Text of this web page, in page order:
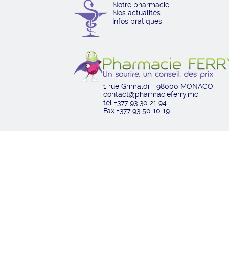
Notre pharmacie
Nos actualités
Infos pratiques
1 rue Grimaldi - 98000 MONACO
contact@pharmacieferry.mc
tél +377 93 30 21 94
Fax +377 93 50 10 19